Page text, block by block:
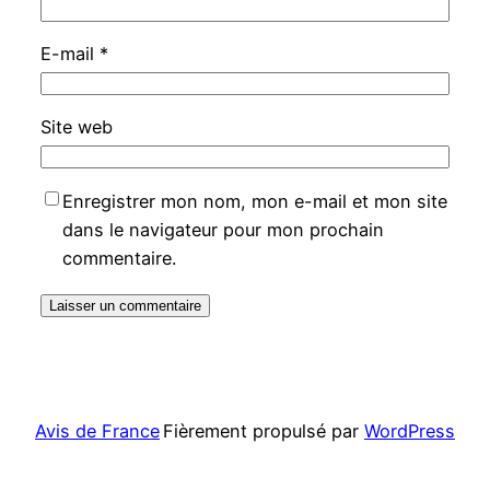
E-mail *
Site web
Enregistrer mon nom, mon e-mail et mon site
dans le navigateur pour mon prochain
commentaire.
Avis de France Fièrement propulsé par WordPress